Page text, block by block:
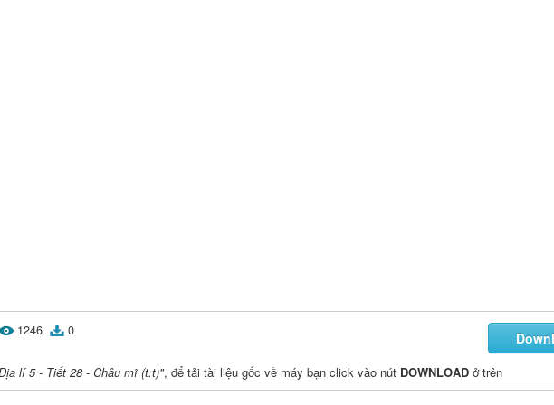
1246 0
lí 5 - Tiết 28 - Châu mĩ (t.t)", để tải tài liệu gốc về máy bạn click vào nút DOWNLOAD ở trên